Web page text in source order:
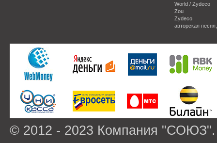
World / Zydeco
Zou
Zydeco
авторская
© 2012 - 2023 Компания